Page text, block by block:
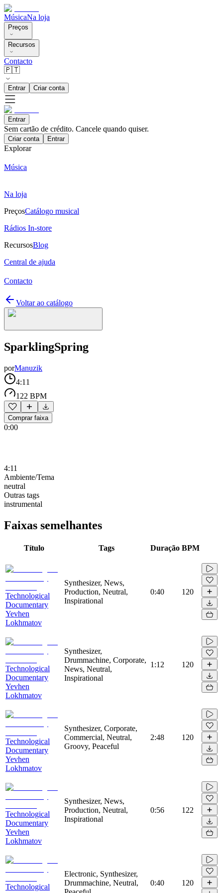
MúsicaNa loja
Preços
Recursos
Contacto
🇵🇹
Entrar Criar conta
Entrar
Sem cartão de crédito. Cancele quando quiser.
Criar conta Entrar
Explorar
Música
Na loja
PreçosCatálogo musical
Rádios In-store
RecursosBlog
Central de ajuda
Contacto
Voltar ao catálogo
SparklingSpring
porManuzik
4:11
122 BPM
Comprar faixa
0:00
4:11
Ambiente/Tema
neutral
Outras tags
instrumental
Faixas semelhantes
Título Tags Duração BPM
Technological
Documentary
Yevhen
Lokhmatov
Synthesizer, News,
Production, Neutral,
Inspirational
0:40 120
Technological
Documentary
Yevhen
Lokhmatov
Synthesizer,
Drummachine, Corporate,
News, Neutral,
Inspirational
1:12 120
Technological
Documentary
Yevhen
Lokhmatov
Synthesizer, Corporate,
Commercial, Neutral,
Groovy, Peaceful
2:48 120
Technological
Documentary
Yevhen
Lokhmatov
Synthesizer, News,
Production, Neutral,
Inspirational
0:56 122
Technological
Electronic, Synthesizer,
Drummachine, Neutral,
0:40 120